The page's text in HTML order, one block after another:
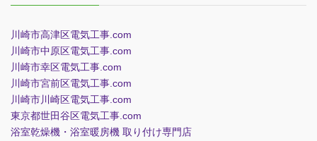
川崎市高津区電気工事.com
川崎市中原区電気工事.com
川崎市幸区電気工事.com
川崎市宮前区電気工事.com
川崎市川崎区電気工事.com
東京都世田谷区電気工事.com
浴室乾燥機・浴室暖房機 取り付け専門店